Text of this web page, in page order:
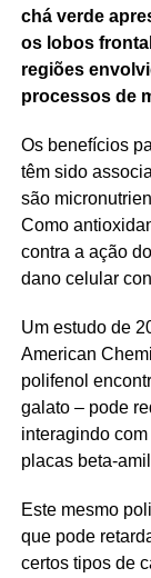
chá verde
os lobos
regiões
processos de
Os benefícios
têm sido
são
Como
contra a ação
dano celular
Um estudo de
American
polifenol
galato – pode
interagindo com
placas beta-
Este mesmo
que pode
certos tipos de